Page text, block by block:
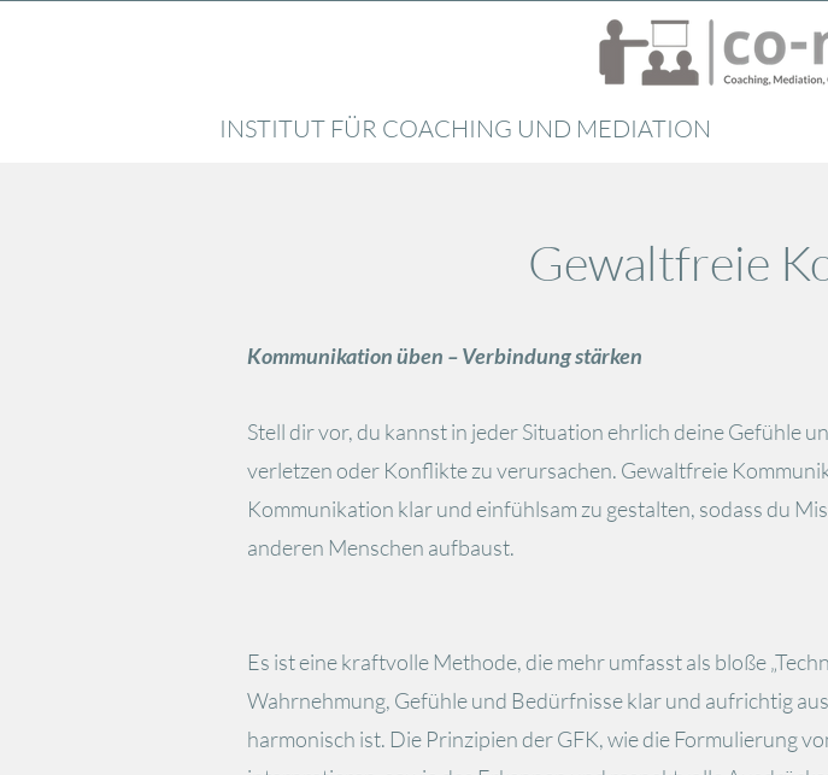
INSTITUT FÜR COACHING UND MEDIATION​
Gewaltfreie
Kommunikation üben – Verbindung stärken
Stell dir vor, du kannst in jeder Situation ehrlich deine Gefühle
verletzen oder Konflikte zu verursachen. Gewaltfreie
Kommunikation klar und einfühlsam zu gestalten, sodass du
anderen Menschen aufbaust.
Es ist eine kraftvolle Methode, die mehr umfasst als bloße
Wahrnehmung, Gefühle und Bedürfnisse klar und aufrichtig
harmonisch ist. Die Prinzipien der GFK, wie die Formulierung